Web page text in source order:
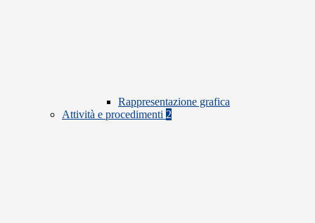
Rappresentazione grafica
Attività e procedimenti 2